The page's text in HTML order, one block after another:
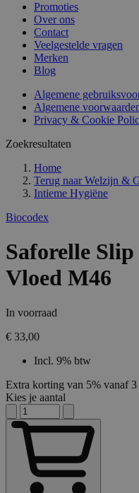
Promoties
Over ons
Contact
Veelgestelde vragen
Merken
Blog
Algemene
Algemene
Privacy & Cookie
Zoekresultaten
Home
Terug naar Welzijn &
Intieme Hygiëne
Biocodex
Saforelle
Vloed M46
In voorraad
€ 33,00
Incl. 9% btw
Extra korting van 5% vanaf 3
Kies je aantal